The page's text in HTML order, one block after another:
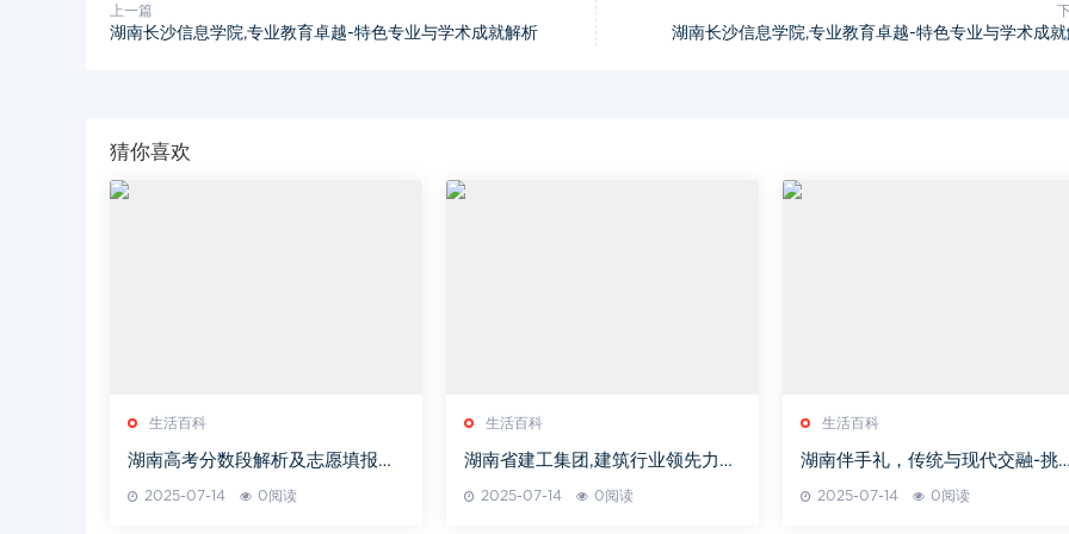
上一篇
湖南长沙信息学院,专业教育卓越-特色专业与学术成就解析 湖南长沙信息学院,专业教育卓越-特色专业与学术成
猜你喜欢
生活百科
湖南高考分数段解析及志愿填报策
2025-07-14 0阅读
生活百科
湖南省建工集团,建筑行业领先力
2025-07-14 0阅读
生活百科
湖南伴手礼，传统与现代交融-挑选
2025-07-14 0阅读